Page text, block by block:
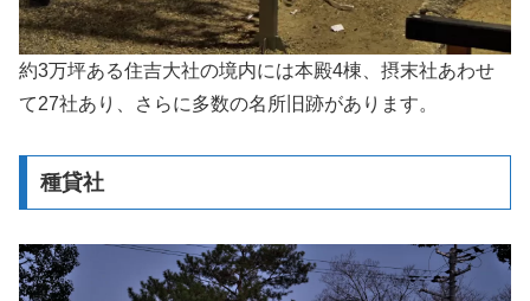
約3万坪ある住吉大社の境内には本殿4棟、摂末社あわせ
て27社あり、さらに多数の名所旧跡があります。
種貸社